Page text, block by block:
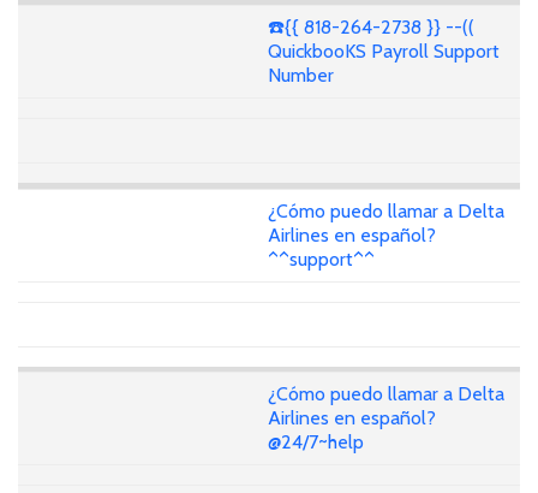
☎️{{ 818-264-2738 }} --((
QuickbooKS Payroll Support
Number
¿Cómo puedo llamar a Delta
Airlines en español?
^^support^^
¿Cómo puedo llamar a Delta
Airlines en español?
@24/7~help